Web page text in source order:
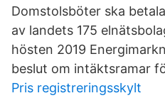
Domstolsböter ska
av landets 175
hösten 2019
beslut om intäktsramar
Pris registreringsskylt